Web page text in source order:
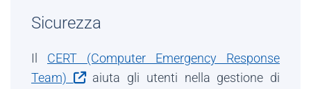
Sicurezza
Il CERT (Computer Emergency Response
Team)
aiuta gli utenti nella gestione di